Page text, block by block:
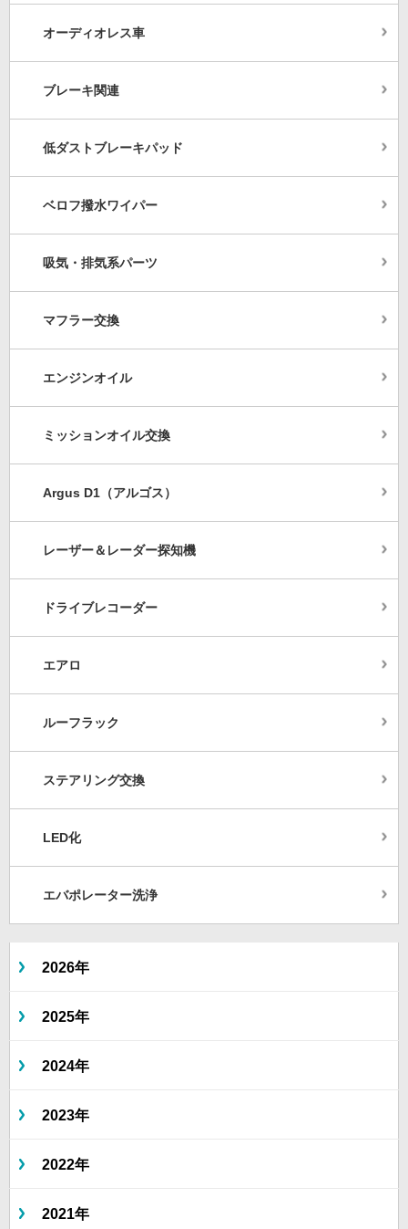
オーディオレス車
ブレーキ関連
低ダストブレーキパッド
ベロフ撥水ワイパー
吸気・排気系パーツ
マフラー交換
エンジンオイル
ミッションオイル交換
Argus D1（アルゴス）
レーザー＆レーダー探知機
ドライブレコーダー
エアロ
ルーフラック
ステアリング交換
LED化
エバポレーター洗浄
2026年
2025年
2024年
2023年
2022年
2021年